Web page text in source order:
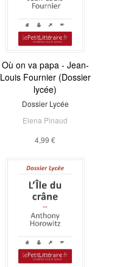
Où on va papa - Jean-
Louis Fournier (Dossier
lycée)
Dossier Lycée
Elena Pinaud
4,99 €